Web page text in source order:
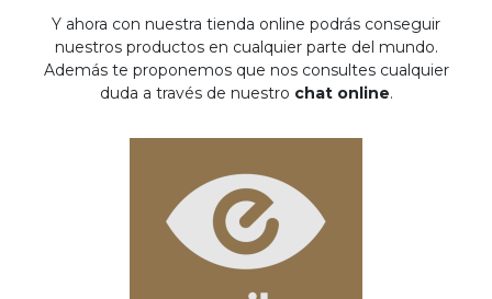
Y ahora con nuestra tienda online podrás conseguir
nuestros productos en cualquier parte del mundo.
Además te proponemos que nos consultes cualquier
duda a través de nuestro chat online.